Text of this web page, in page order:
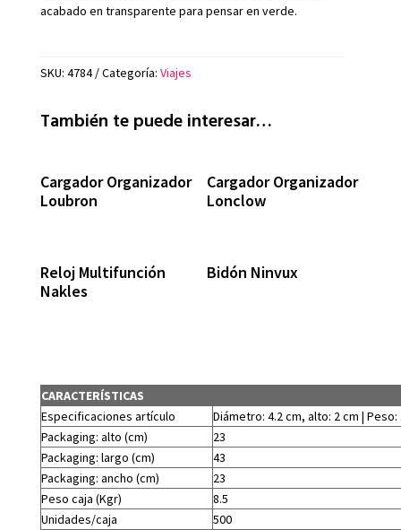
acabado en transparente para pensar en verde.
SKU: 4784 Categoría: Viajes
También te puede interesar…
Cargador Organizador
Loubron
Cargador Organizador
Lonclow
Reloj Multifunción
Nakles
Bidón Ninvux
CARACTERÍSTICAS
Especificaciones artículo
Diámetro: 4.2 cm, alto: 2 cm | Peso:
Packaging: alto (cm)
23
Packaging: largo (cm)
43
Packaging: ancho (cm)
23
Peso caja (Kgr)
8.5
Unidades/caja
500